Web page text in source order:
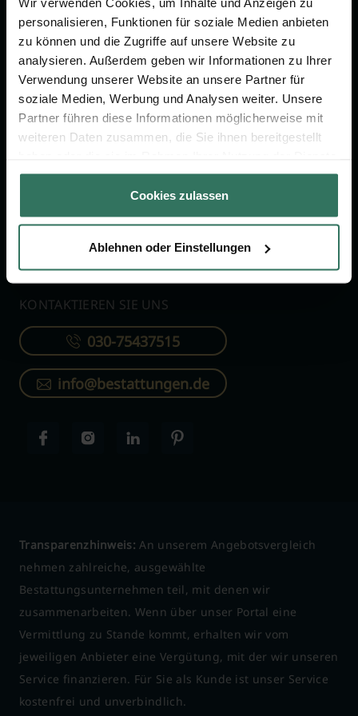
personalisieren, Funktionen für soziale Medien anbieten
zu können und die Zugriffe auf unsere Website zu
analysieren. Außerdem geben wir Informationen zu Ihrer
Verwendung unserer Website an unsere Partner für
soziale Medien, Werbung und Analysen weiter. Unsere
Partner führen diese Informationen möglicherweise mit
weiteren Daten zusammen, die Sie ihnen bereitgestellt
gesammelt haben.
Cookies zulassen
Ablehnen oder Einstellungen
FÜR SIE
Vergleich
Ratgeber
Wissenswertes
Für Bestatter
FÜR BESTATTER
Online-Portal
Kostenlos registrieren
KONTAKTIEREN SIE UNS
030-75437515
info@bestattungen.de
Transparenzhinweis: An unserem Angebotsvergleich
nehmen zahlreiche, ausgewählte
Bestattungsunternehmen teil, mit denen wir
zusammenarbeiten. Wenn über unser Portal eine
Vermittlung zu Stande kommt, erhalten wir vom
jeweiligen Anbieter eine Vergütung, mit der wir unseren
Service finanzieren. Für Sie als Kunde ist unser Service
kostenfrei und unverbindlich.